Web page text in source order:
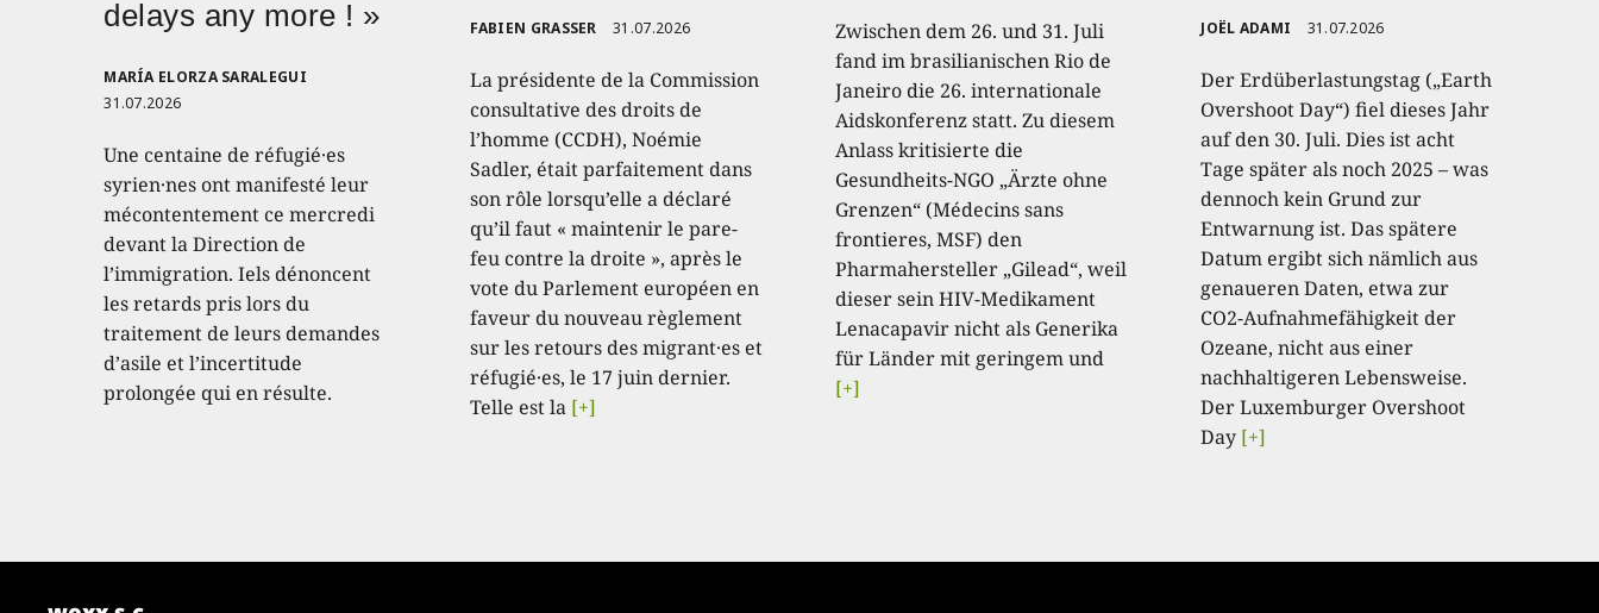
delays any more ! »
MARÍA ELORZA SARALEGUI
31.07.2026
Une centaine de réfugié·es
syrien·nes ont manifesté leur
mécontentement ce mercredi
devant la Direction de
l’immigration. Iels dénoncent
les retards pris lors du
traitement de leurs demandes
d’asile et l’incertitude
prolongée qui en résulte.
FABIEN GRASSER 31.07.2026
La présidente de la Commission
consultative des droits de
l’homme (CCDH), Noémie
Sadler, était parfaitement dans
son rôle lorsqu’elle a déclaré
qu’il faut « maintenir le pare-
feu contre la droite », après le
vote du Parlement européen en
faveur du nouveau règlement
sur les retours des migrant·es et
réfugié·es, le 17 juin dernier.
Telle est la [+]
Zwischen dem 26. und 31. Juli
fand im brasilianischen Rio de
Janeiro die 26. internationale
Aidskonferenz statt. Zu diesem
Anlass kritisierte die
Gesundheits-NGO „Ärzte ohne
Grenzen“ (Médecins sans
frontieres, MSF) den
Pharmahersteller „Gilead“, weil
dieser sein HIV-Medikament
Lenacapavir nicht als Generika
für Länder mit geringem und
[+]
JOËL ADAMI 31.07.2026
Der Erdüberlastungstag („Earth
Overshoot Day“) fiel dieses Jahr
auf den 30. Juli. Dies ist acht
Tage später als noch 2025 – was
dennoch kein Grund zur
Entwarnung ist. Das spätere
Datum ergibt sich nämlich aus
genaueren Daten, etwa zur
CO2-Aufnahmefähigkeit der
Ozeane, nicht aus einer
nachhaltigeren Lebensweise.
Der Luxemburger Overshoot
Day [+]